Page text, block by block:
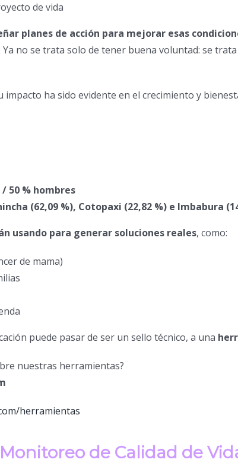
de vida
planes de acción para mejorar esas
no se trata solo de tener buena voluntad: se
ha sido evidente en el crecimiento y
50 % hombres
(62,09 %), Cotopaxi (22,82 %) e Imbabura
usando para generar soluciones reales, como:
de mama)
puede pasar de ser un sello técnico, a una
nuestras herramientas?
herramientas
de Calidad de